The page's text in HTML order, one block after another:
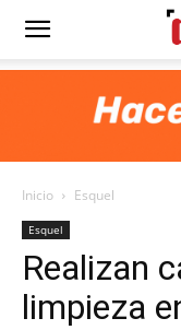
Diario
Portada
Inicio Esquel
Esquel
Realizan
limpieza